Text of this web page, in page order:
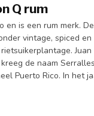
Q rum
en is een rum merk.
vintage, spiced
de naam
Puerto Rico. In het